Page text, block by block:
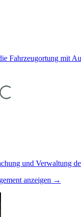
Fahrzeugortung mit
und Verwaltung
anzeigen →